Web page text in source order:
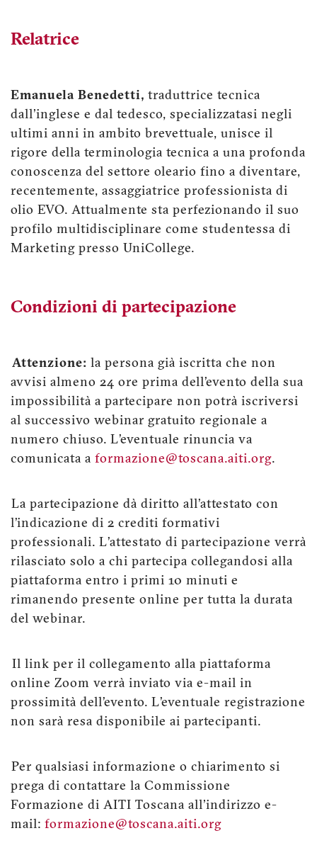
Relatrice
Emanuela Benedetti, traduttrice tecnica
dall'inglese e dal tedesco, specializzatasi negli
ultimi anni in ambito brevettuale, unisce il
rigore della terminologia tecnica a una profonda
conoscenza del settore oleario fino a diventare,
recentemente, assaggiatrice professionista di
olio EVO. Attualmente sta perfezionando il suo
profilo multidisciplinare come studentessa di
Marketing presso UniCollege.
Condizioni di partecipazione
Attenzione: la persona già iscritta che non
avvisi almeno 24 ore prima dell’evento della sua
impossibilità a partecipare non potrà iscriversi
al successivo webinar gratuito regionale a
numero chiuso. L’eventuale rinuncia va
comunicata a formazione@toscana.aiti.org.
La partecipazione dà diritto all’attestato con
l’indicazione di 2 crediti formativi
professionali. L’attestato di partecipazione verrà
rilasciato solo a chi partecipa collegandosi alla
piattaforma entro i primi 10 minuti e
rimanendo presente online per tutta la durata
del webinar.
Il link per il collegamento alla piattaforma
online Zoom verrà inviato via e-mail in
prossimità dell’evento. L’eventuale registrazione
non sarà resa disponibile ai partecipanti.
Per qualsiasi informazione o chiarimento si
prega di contattare la Commissione
Formazione di AITI Toscana all'indirizzo e-
mail: formazione@toscana.aiti.org